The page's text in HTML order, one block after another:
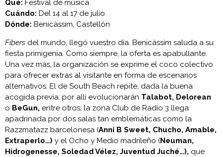
Qué: Festival de música
Cuándo: Del 14 al 17 de julio
Dónde: Benicàssim, Castellón
Fibers del mundo, llegó vuestro día. Benicàssim saluda a su
fiesta primigenia. Como siempre, la oferta es apabullante.
Una vez más, la organización se exprime el coco colectivo
para ofrecer extras al visitante en forma de escenarios
alternativos. El de South Beach repite, dada la buena
acogida previa: por allí evolucionarán Talabot, Delorean
o BeGun, entre otros; la zona Club de Radio 3 llega
apadrinada por dos salas tan emblemáticas como la
Razzmatazz barcelonesa (Anni B Sweet, Chucho, Amable,
Extraperlo…) y el Ocho y Medio madrileño (Neuman,
Hidrogenesse, Soledad Vélez, Juventud Juché…), que